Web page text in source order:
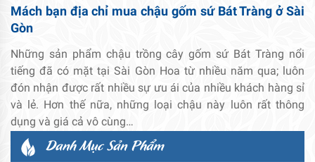
Mách bạn địa chỉ mua chậu gốm sứ Bát Tràng ở Sài
Gòn
Những sản phẩm chậu trồng cây gốm sứ Bát Tràng nổi
tiếng đã có mặt tại Sài Gòn Hoa từ nhiều năm qua; luôn
đón nhận được rất nhiều sự ưu ái của nhiều khách hàng sỉ
và lẻ. Hơn thế nữa, những loại chậu này luôn rất thông
dụng và giá cả vô cùng…
Danh Mục Sản Phẩm